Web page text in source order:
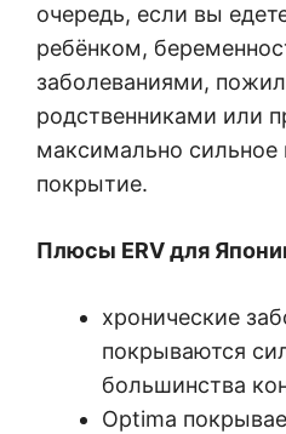
очередь, если вы
ребёнком,
заболеваниями,
родственниками или
максимально сильное
покрытие.
Плюсы ERV для
хронические
покрываются
большинства
Optima